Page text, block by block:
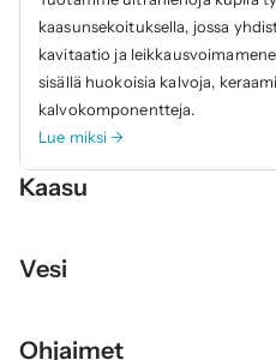
kaasunsekoituksella, jossa
kavitaatio ja
sisällä huokoisia kalvoja,
kalvokomponentteja.
Lue miksi →
Kaasu
Vesi
Ohjaimet